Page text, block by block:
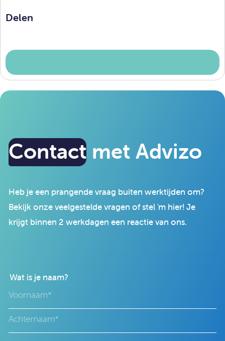
Delen
Contact met Advizo
Heb je een prangende vraag buiten werktijden om?
Bekijk onze veelgestelde vragen of stel 'm hier! Je
krijgt binnen 2 werkdagen een reactie van ons.
Wat is je naam?